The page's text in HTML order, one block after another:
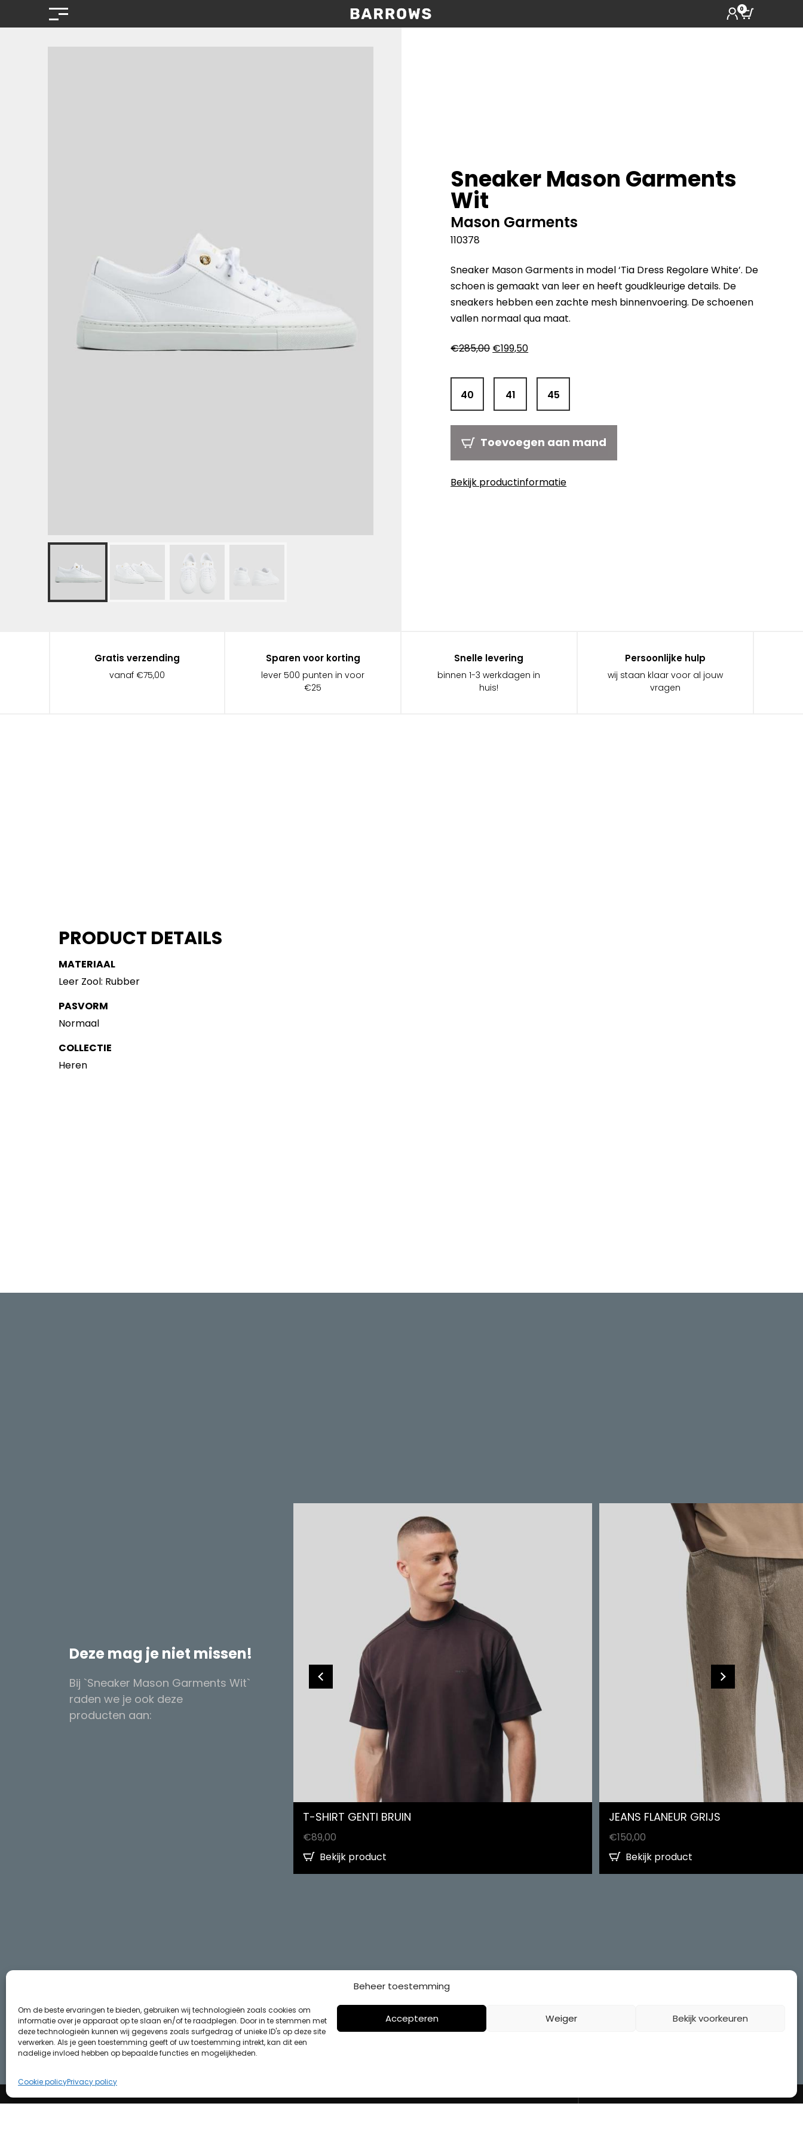
Beheer toestemming
Om de beste ervaringen te bieden, gebruiken wij technologieën zoals cookies om
informatie over je apparaat op te slaan en/of te raadplegen. Door in te stemmen met
deze technologieën kunnen wij gegevens zoals surfgedrag of unieke ID's op deze site
verwerken. Als je geen toestemming geeft of uw toestemming intrekt, kan dit een
nadelige invloed hebben op bepaalde functies en mogelijkheden.
Accepteren Weiger Bekijk voorkeuren
Cookie policyPrivacy policy
0
Sneaker Mason Garments
Wit
Mason Garments
110378
Sneaker Mason Garments in model ‘Tia Dress Regolare White’. De
schoen is gemaakt van leer en heeft goudkleurige details. De
sneakers hebben een zachte mesh binnenvoering. De schoenen
vallen normaal qua maat.
€285,00 Oorspronkelijke
was:
€285,00.
€199,50Huidige
€199,50.
40 41 45
Toevoegen aan mand
Bekijk productinformatie
Gratis verzending
vanaf €75,00
Sparen voor korting
lever 500 punten in voor
€25
Snelle levering
binnen 1-3 werkdagen in
huis!
Persoonlijke hulp
wij staan klaar voor al jouw
vragen
PRODUCT DETAILS
MATERIAAL
Leer Zool: Rubber
PASVORM
Normaal
COLLECTIE
Heren
Deze mag je niet missen!
Bij `Sneaker Mason Garments Wit`
raden we je ook deze
producten aan:
T-SHIRT GENTI BRUIN
€89,00
Bekijk product
JEANS FLANEUR GRIJS
€150,00
Bekijk product